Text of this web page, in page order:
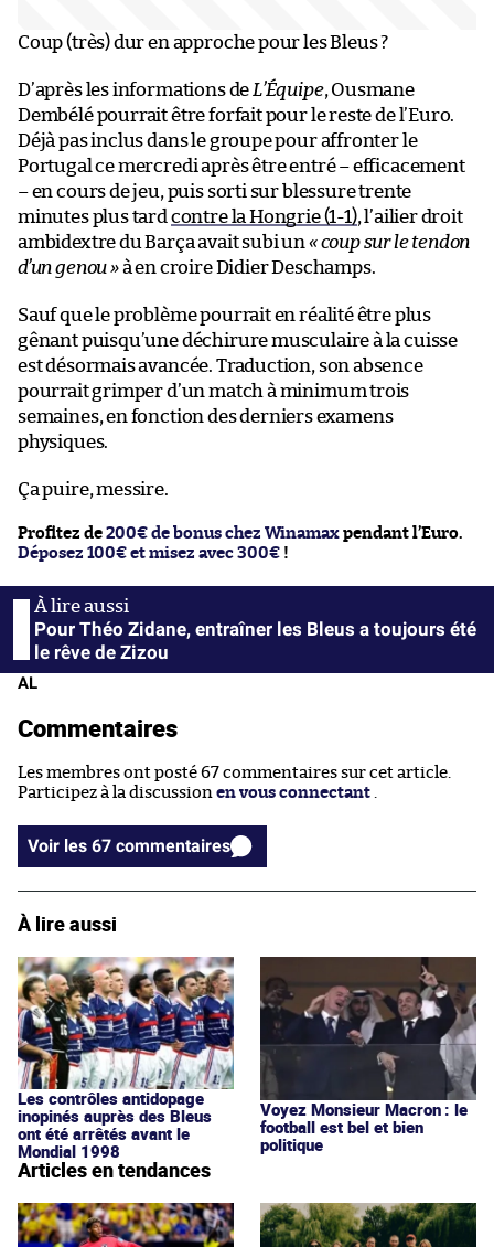
Coup (très) dur en approche pour les Bleus ?
D’après les informations de L’Équipe, Ousmane
Dembélé pourrait être forfait pour le reste de l’Euro.
Déjà pas inclus dans le groupe pour affronter le
Portugal ce mercredi après être entré – efficacement
– en cours de jeu, puis sorti sur blessure trente
minutes plus tard contre la Hongrie (1-1), l’ailier droit
ambidextre du Barça avait subi un « coup sur le tendon
d’un genou »à en croire Didier Deschamps.
Sauf que le problème pourrait en réalité être plus
gênant puisqu’une déchirure musculaire à la cuisse
est désormais avancée. Traduction, son absence
pourrait grimper d’un match à minimum trois
semaines, en fonction des derniers examens
physiques.
Ça puire, messire.
Profitez de 200€ de bonus chez Winamax pendant l’Euro.
Déposez 100€ et misez avec 300€ !
Pour Théo Zidane, entraîner les Bleus a toujours été
le rêve de Zizou
AL
Commentaires
Les membres ont posté 67 commentaires sur cet article.
Participez à la discussion en vous connectant
Voir les 67 commentaires
À lire aussi
Les contrôles antidopage
inopinés auprès des Bleus
ont été arrêtés avant le
Mondial 1998
Voyez Monsieur Macron : le
football est bel et bien
politique
Articles en tendances